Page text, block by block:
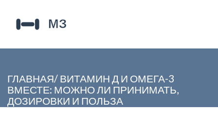
ГЛАВНАЯ/ ВИТАМИН Д И ОМЕГА-3
ВМЕСТЕ: МОЖНО ЛИ ПРИНИМАТЬ,
ДОЗИРОВКИ И ПОЛЬЗА